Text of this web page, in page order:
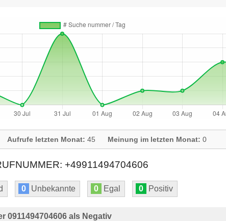
Aufrufe letzten Monat: 45 Meinung im letzten Monat: 0
+49911494704606
0 Unbekannte 0 Egal 0 Positiv
0911494704606 als Negativ